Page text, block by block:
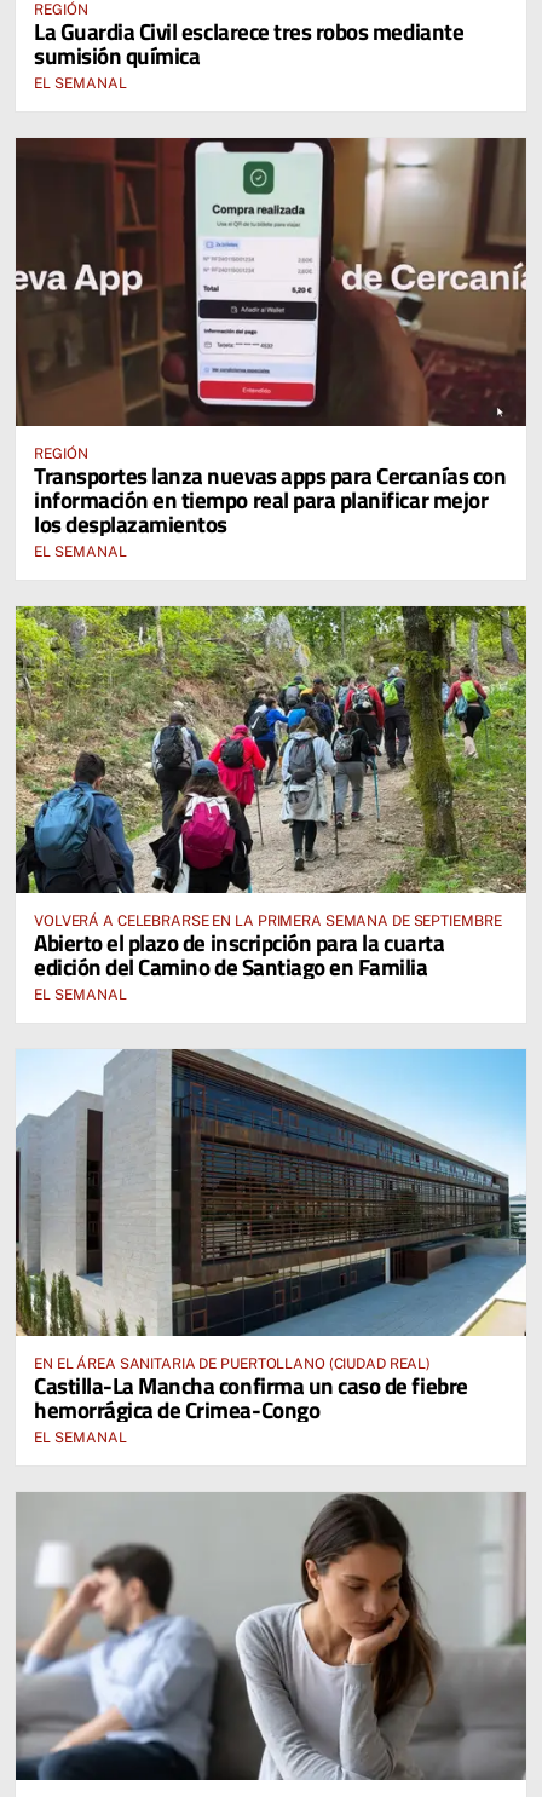
REGIÓN
La Guardia Civil esclarece tres robos mediante
sumisión química
EL SEMANAL
REGIÓN
Transportes lanza nuevas apps para Cercanías con
información en tiempo real para planificar mejor
los desplazamientos
EL SEMANAL
VOLVERÁ A CELEBRARSE EN LA PRIMERA SEMANA DE SEPTIEMBRE
Abierto el plazo de inscripción para la cuarta
edición del Camino de Santiago en Familia
EL SEMANAL
EN EL ÁREA SANITARIA DE PUERTOLLANO (CIUDAD REAL)
Castilla-La Mancha confirma un caso de fiebre
hemorrágica de Crimea-Congo
EL SEMANAL